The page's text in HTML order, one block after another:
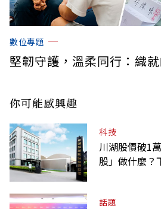
數位專題
堅韌守護，溫柔同行：織
你可能感興趣
科技
川湖股價破1
股」做什麼？
話題